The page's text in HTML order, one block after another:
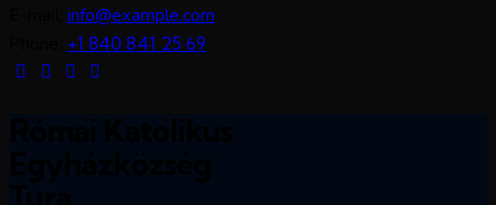
info@example.com
+1 840 841 25 69